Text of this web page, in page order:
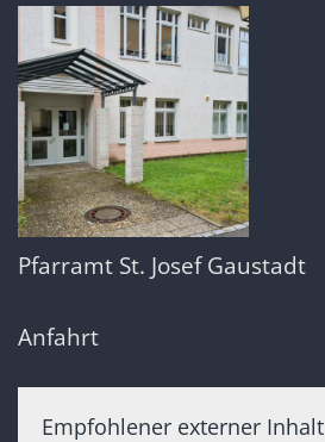
Pfarramt St. Josef Gaustadt
Anfahrt
Empfohlener externer Inhalt